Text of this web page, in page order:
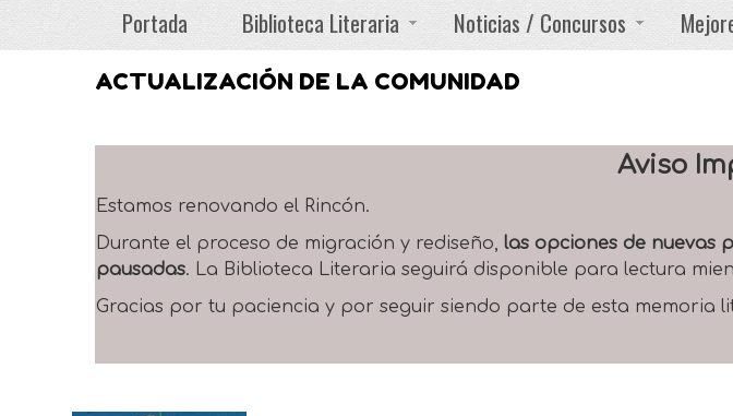
Portada Biblioteca Literaria Noticias / Concursos
ACTUALIZACIÓN DE LA COMUNIDAD
Aviso
Estamos renovando el Rincón.
Durante el proceso de migración y rediseño, las opciones de nuevas
pausadas. La Biblioteca Literaria seguirá disponible para lectura
Gracias por tu paciencia y por seguir siendo parte de esta memoria